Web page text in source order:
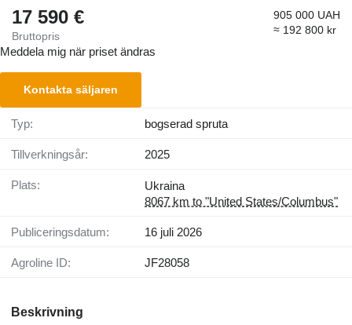
17 590 €
Bruttopris
905 000 UAH
≈ 192 800 kr
Meddela mig när priset ändras
Kontakta säljaren
Typ: bogserad spruta
Tillverkningsår: 2025
Plats:
Ukraina
8067 km to "United States/Columbus"
Publiceringsdatum: 16 juli 2026
Agroline ID: JF28058
Beskrivning